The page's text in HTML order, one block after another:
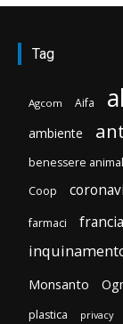
Tag
Agcom Aifa
ambiente
benessere
Coop
farmaci francia
Monsanto
plastica privacy